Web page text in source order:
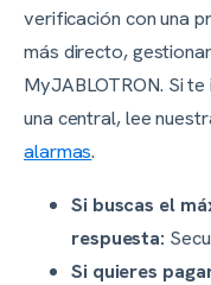
verificación con una
más directo,
MyJABLOTRON. Si
una central, lee
alarmas.
Si buscas el
respuesta:
Si quieres